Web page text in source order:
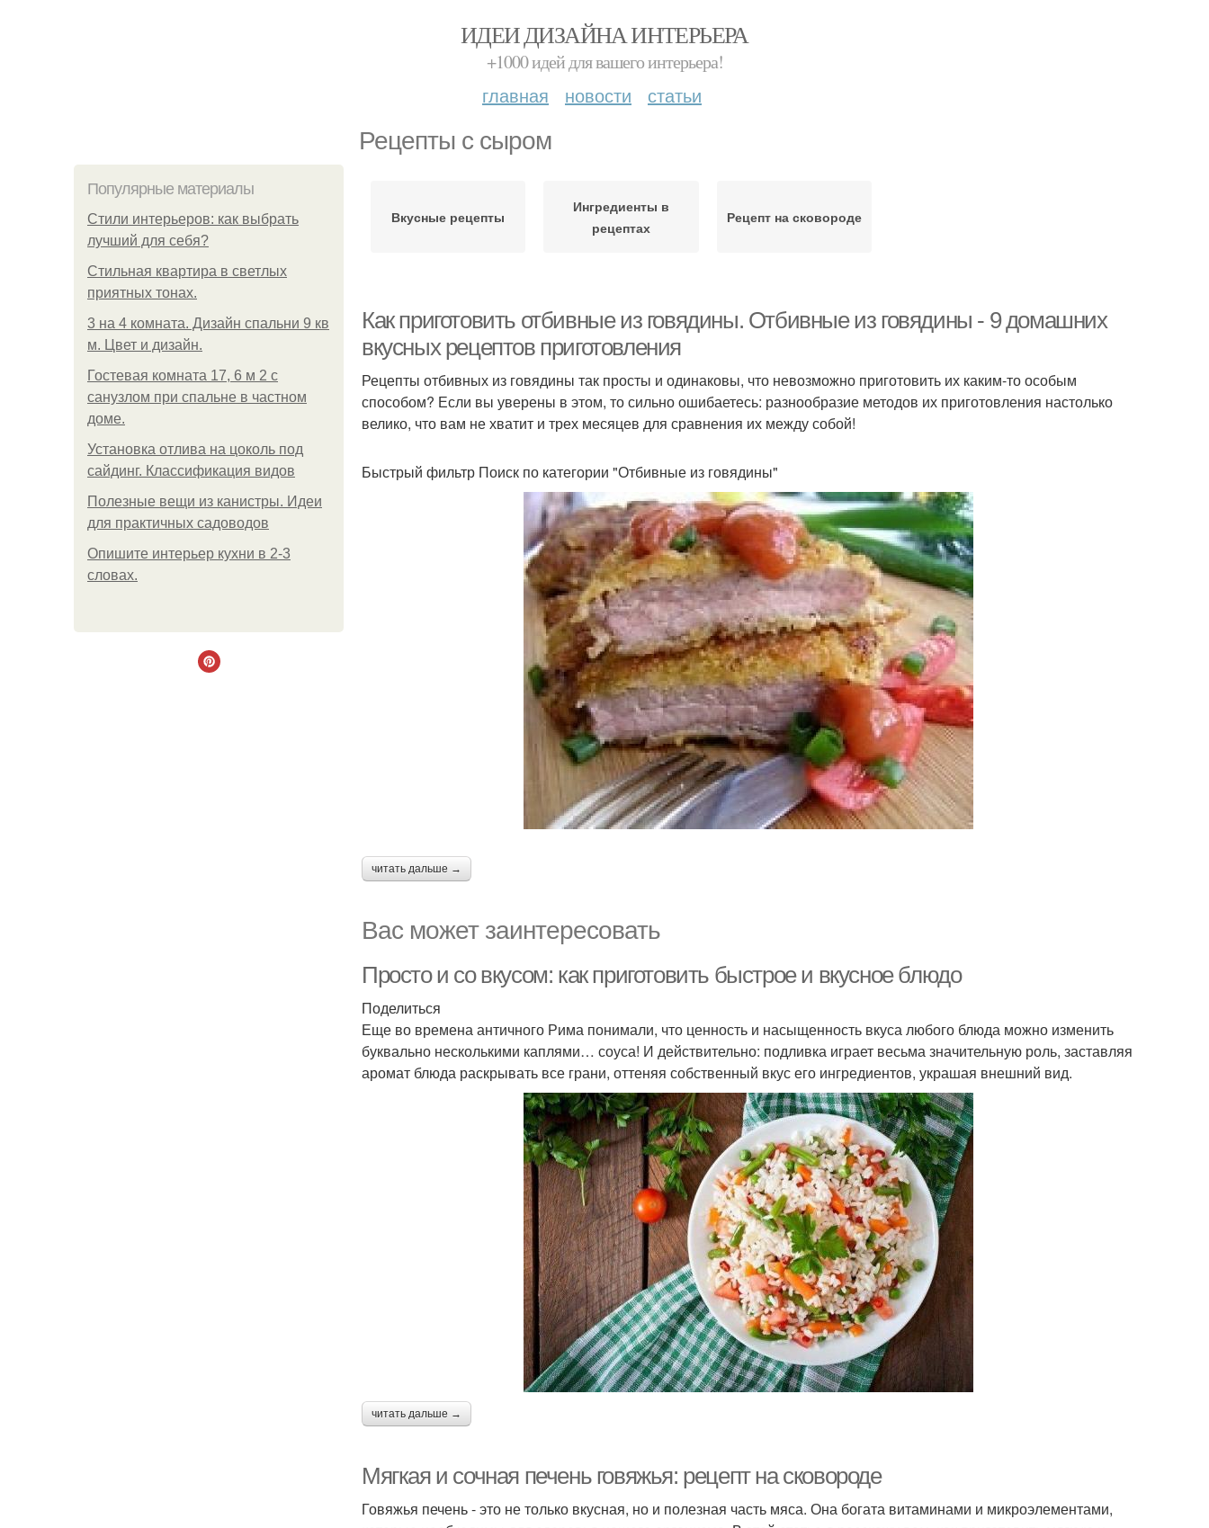
ИДЕИ ДИЗАЙНА ИНТЕРЬЕРА
+1000 идей для вашего интерьера!
главная новости статьи
Рецепты с сыром
Популярные материалы
Стили интерьеров: как выбрать
лучший для себя?
Стильная квартира в светлых
приятных тонах.
3 на 4 комната. Дизайн спальни 9 кв
м. Цвет и дизайн.
Гостевая комната 17, 6 м 2 с
санузлом при спальне в частном
доме.
Установка отлива на цоколь под
сайдинг. Классификация видов
Полезные вещи из канистры. Идеи
для практичных садоводов
Опишите интерьер кухни в 2-3
словах.
Вкусные рецепты
Ингредиенты в
рецептах
Рецепт на сковороде
Как приготовить отбивные из говядины. Отбивные из говядины - 9 домашних
вкусных рецептов приготовления
Рецепты отбивных из говядины так просты и одинаковы, что невозможно приготовить их каким-то особым
способом? Если вы уверены в этом, то сильно ошибаетесь: разнообразие методов их приготовления настолько
велико, что вам не хватит и трех месяцев для сравнения их между собой!
Быстрый фильтр Поиск по категории "Отбивные из говядины"
читать дальше →
Вас может заинтересовать
Просто и со вкусом: как приготовить быстрое и вкусное блюдо
Поделиться
Еще во времена античного Рима понимали, что ценность и насыщенность вкуса любого блюда можно изменить
буквально несколькими каплями… соуса! И действительно: подливка играет весьма значительную роль, заставляя
аромат блюда раскрывать все грани, оттеняя собственный вкус его ингредиентов, украшая внешний вид.
читать дальше →
Мягкая и сочная печень говяжья: рецепт на сковороде
Говяжья печень - это не только вкусная, но и полезная часть мяса. Она богата витаминами и микроэлементами,